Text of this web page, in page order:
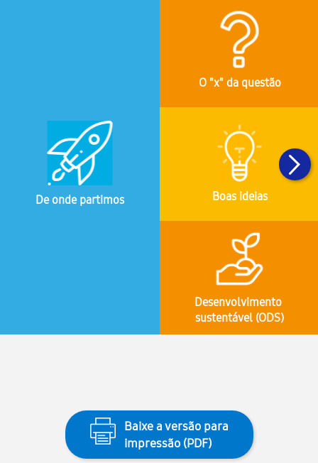
De onde partimos
O "x" da questão
Boas ideias
Desenvolvimento
sustentável (ODS)
Baixe a versão para
impressão (PDF)